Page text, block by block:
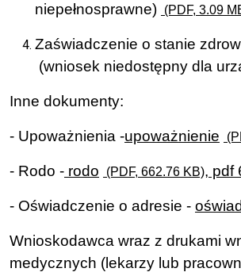
niepełnosprawne) (PDF, 3.09
Zaświadczenie o stanie
(wniosek niedostępny dla
Inne dokumenty:
- Upoważnienia -upoważnienie
- Rodo - rodo (PDF, 662.76 KB), pdf
- Oświadczenie o adresie -
Wnioskodawca wraz z drukami
medycznych (lekarzy lub